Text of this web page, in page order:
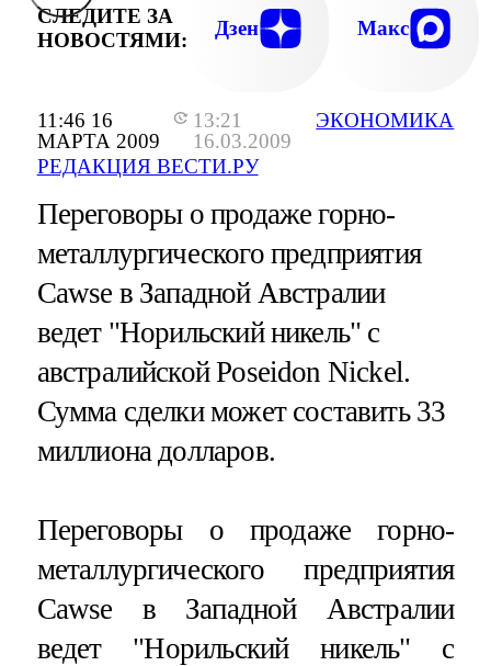
11:46 16
МАРТА 2009
13:21
16.03.2009
РЕДАКЦИЯ ВЕСТИ.РУ
ЭКОНОМИКА
СЛЕДИТЕ ЗА
НОВОСТЯМИ:
Дзен Макс
Переговоры о продаже горно-
металлургического предприятия
Cawse в Западной Австралии
ведет "Норильский никель" с
австралийской Poseidon Nickel.
Сумма сделки может составить 33
миллиона долларов.
Переговоры о продаже горно-
металлургического предприятия
Cawse в Западной Австралии
ведет "Норильский никель" с